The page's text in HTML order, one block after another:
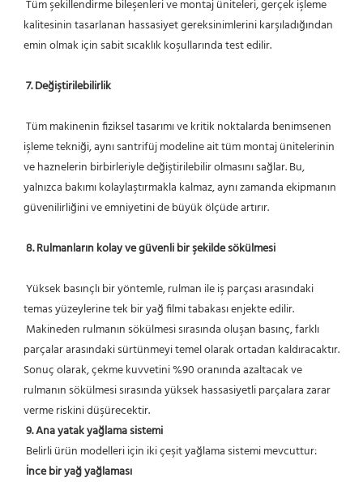
kalitesinin tasarlanan hassasiyet gereksinimlerini karşıladığından
emin olmak için sabit sıcaklık koşullarında test edilir.
7. Değiştirilebilirlik
işleme tekniği, aynı santrifüj modeline ait tüm montaj ünitelerinin
ve haznelerin birbirleriyle değiştirilebilir olmasını sağlar. Bu,
yalnızca bakımı kolaylaştırmakla kalmaz, aynı zamanda ekipmanın
güvenilirliğini ve emniyetini de büyük ölçüde artırır.
8. Rulmanların kolay ve güvenli bir şekilde sökülmesi
temas yüzeylerine tek bir yağ filmi tabakası enjekte edilir.
parçalar arasındaki sürtünmeyi temel olarak ortadan kaldıracaktır.
Sonuç olarak, çekme kuvvetini %90 oranında azaltacak ve
rulmanın sökülmesi sırasında yüksek hassasiyetli parçalara zarar
verme riskini düşürecektir.
9. Ana yatak yağlama sistemi
Belirli ürün modelleri için iki çeşit yağlama sistemi mevcuttur:
İnce bir yağ yağlaması